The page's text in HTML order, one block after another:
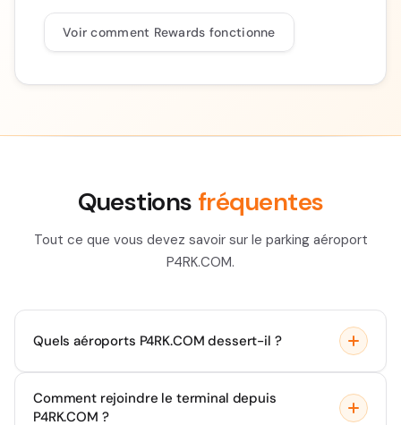
Voir comment Rewards fonctionne
Questions fréquentes
Tout ce que vous devez savoir sur le parking aéroport
P4RK.COM.
Quels aéroports P4RK.COM dessert-il ?
grands aéroports suisses : Zurich (ZRH),
Comment rejoindre le terminal depuis
P4RK.COM ?